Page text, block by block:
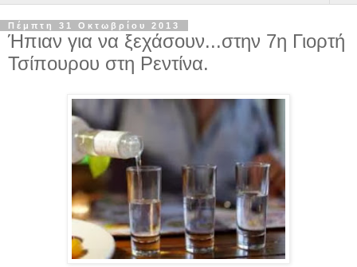
Πέμπτη 31 Οκτωβρίου 2013
Ήπιαν για να ξεχάσουν...στην 7η Γιορτή
Τσίπουρου στη Ρεντίνα.